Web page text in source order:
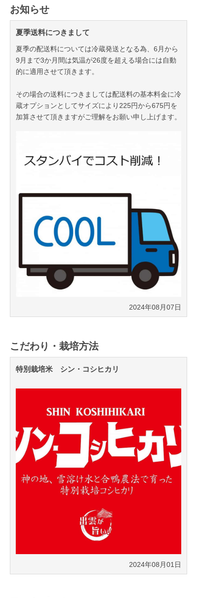
お知らせ
夏季送料につきまして
夏季の配送料については冷蔵発送となる為、6月から
9月まで3か月間は気温が26度を超える場合には自動
的に適用させて頂きます。
その場合の送料につきましては配送料の基本料金に冷
蔵オプションとしてサイズにより225円から675円を
加算させて頂きますがご理解をお願い申し上げます。
2024年08月07日
こだわり・栽培方法
特別栽培米 シン・コシヒカリ
2024年08月01日